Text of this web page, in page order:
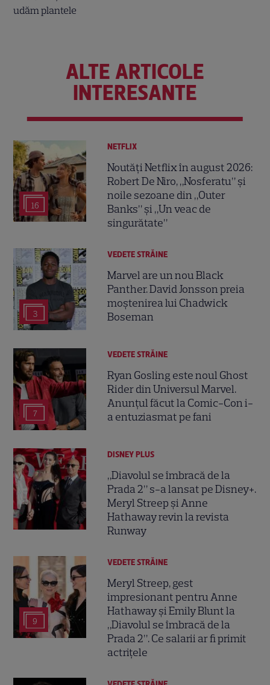
ALTE ARTICOLE
INTERESANTE
16
NETFLIX
Noutăți Netflix în august 2026:
Robert De Niro, „Nosferatu” și
noile sezoane din „Outer
Banks” și „Un veac de
singurătate”
3
VEDETE STRĂINE
Marvel are un nou Black
Panther. David Jonsson preia
moștenirea lui Chadwick
Boseman
7
VEDETE STRĂINE
Ryan Gosling este noul Ghost
Rider din Universul Marvel.
Anunțul făcut la Comic-Con i-
a entuziasmat pe fani
DISNEY PLUS
„Diavolul se îmbracă de la
Prada 2” s-a lansat pe Disney+.
Meryl Streep și Anne
Hathaway revin la revista
Runway
9
VEDETE STRĂINE
Meryl Streep, gest
impresionant pentru Anne
Hathaway și Emily Blunt la
„Diavolul se îmbracă de la
Prada 2”. Ce salarii ar fi primit
actrițele